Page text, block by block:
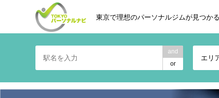
東京で理想のパーソナルジムが見つかる
and
or
エリ